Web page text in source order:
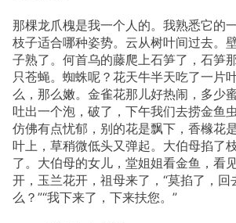
那棵龙爪槐是我一个人的。我熟悉它的
枝子适合哪种姿势。云从树叶间过去。
子熟了。何首乌的藤爬上石笋了，石笋
只苍蝇。蜘蛛呢？花天牛半天吃了一片
么，那么嫩。金雀花那儿好热闹，多
吐出一个泡，破了，下午我们去捞金鱼
仿佛有点忧郁，别的花是飘下，香橼花
叶上，草稍微低头又弹起。大伯母掐了
了。大伯母的女儿，堂姐姐看金鱼，看
开，玉兰花开，祖母来了，“莫掐了，
么？”“我下来了，下来扶您。”